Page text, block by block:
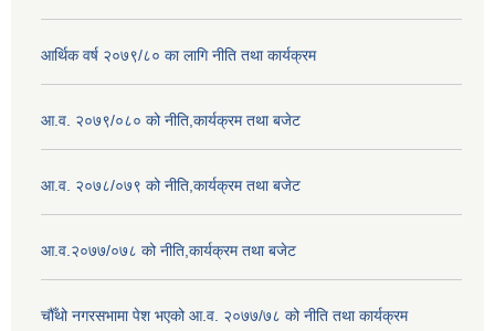
आर्थिक वर्ष २०७९/८० का लागि नीति तथा कार्यक्रम
आ.व. २०७९/०८० को नीति,कार्यक्रम तथा बजेट
आ.व. २०७८/०७९ को नीति,कार्यक्रम तथा बजेट
आ.व.२०७७/०७८ को नीति,कार्यक्रम तथा बजेट
चौँथो नगरसभामा पेश भएको आ.व. २०७७/७८ को नीति तथा कार्यक्रम